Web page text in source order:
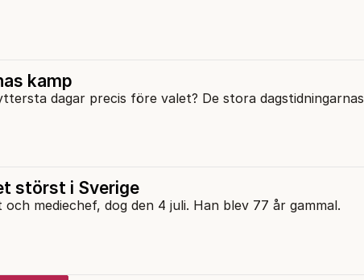
kamp
dagar precis före valet? De stora dagstidningarnas
störst i Sverige
mediechef, dog den 4 juli. Han blev 77 år gammal.